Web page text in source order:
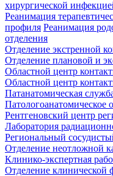
хирургической
Реанимация
профиля Реанимация
отделения
Отделение экстренной
Отделение плановой и
Областной центр
Областной центр
Патанатомическая
Патологоанатомическое
Рентгеновский центр
Лаборатория
Региональный
Отделение неотложной
Клинико-экспертная
Отделение клинической